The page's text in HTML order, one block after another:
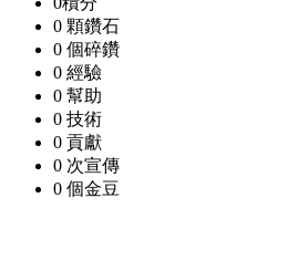
0 顆鑽石
0 個碎鑽
0 經驗
0 幫助
0 技術
0 貢獻
0 次宣傳
0 個金豆